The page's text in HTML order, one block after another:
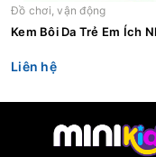
Đồ chơi, vận động
Liên hệ